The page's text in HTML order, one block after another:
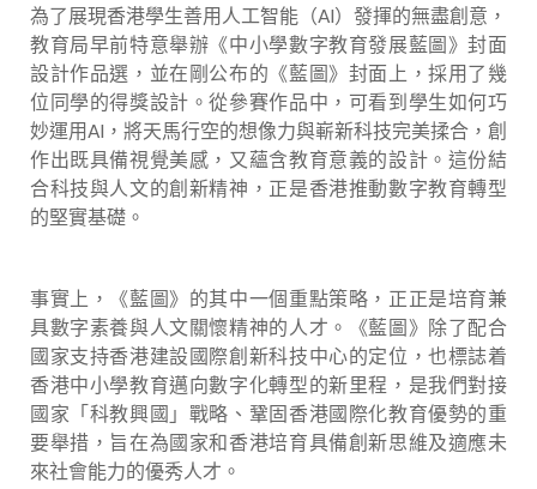
為了展現香港學生善用人工智能（AI）發揮的無盡創意，
教育局早前特意舉辦《中小學數字教育發展藍圖》封面
設計作品選，並在剛公布的《藍圖》封面上，採用了幾
位同學的得獎設計。從參賽作品中，可看到學生如何巧
妙運用AI ，將天馬行空的想像力與嶄新科技完美揉合，創
作出既具備視覺美感，又蘊含教育意義的設計。這份結
合科技與人文的創新精神，正是香港推動數字教育轉型
的堅實基礎。
事實上，《藍圖》的其中一個重點策略，正正是培育兼
具數字素養與人文關懷精神的人才。《藍圖》除了配合
國家支持香港建設國際創新科技中心的定位，也標誌着
香港中小學教育邁向數字化轉型的新里程，是我們對接
國家「科教興國」戰略、鞏固香港國際化教育優勢的重
要舉措，旨在為國家和香港培育具備創新思維及適應未
來社會能力的優秀人才。